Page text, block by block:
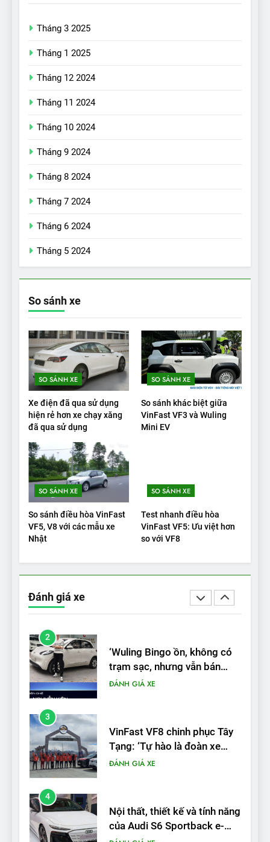
Tháng 3 2025
Tháng 1 2025
Tháng 12 2024
Tháng 11 2024
Tháng 10 2024
Tháng 9 2024
Tháng 8 2024
Tháng 7 2024
Tháng 6 2024
Tháng 5 2024
So sánh xe
SO SÁNH XE
Xe điện đã qua sử dụng
hiện rẻ hơn xe chạy xăng
đã qua sử dụng
SO SÁNH XE
So sánh khác biệt giữa
VinFast VF3 và Wuling
Mini EV
SO SÁNH XE
So sánh điều hòa VinFast
VF5, V8 với các mẫu xe
Nhật
SO SÁNH XE
Test nhanh điều hòa
VinFast VF5: Ưu việt hơn
so với VF8
Đánh giá xe
17
gì đấu với đối thủ?
ĐÁNH GIÁ XE
18
chỉ có trên VinFast VF8
ĐÁNH GIÁ XE
19
VinFast VF9 có gì để cạnh
tranh với các xe xăng cùng
20
Đánh giá: Người đam mê xe
điện Hyundai Ioniq 5 N 2025
cho thấy đáng để chờ đợi
ĐÁNH GIÁ XE
Xe tốt nhất để mua năm
nêu tên 5 người vào chung
2
‘Wuling Bingo ồn, không có
trạm sạc, nhưng vẫn bán
được nếu biết cách’
ĐÁNH GIÁ XE
3
VinFast VF8 chinh phục Tây
Tạng: ‘Tự hào là đoàn xe
điện Việt Nam đầu tiên lăn
bánh tại Trung Quốc’
ĐÁNH GIÁ XE
4
Nội thất, thiết kế và tính năng
của Audi S6 Sportback e-
tron
ĐÁNH GIÁ XE